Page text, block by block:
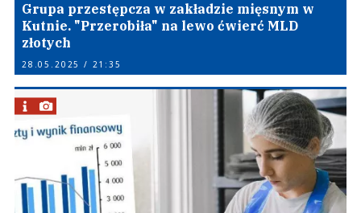
Grupa przestępcza w zakładzie mięsnym w
Kutnie. "Przerobiła" na lewo ćwierć MLD
złotych
28.05.2025 / 21:35